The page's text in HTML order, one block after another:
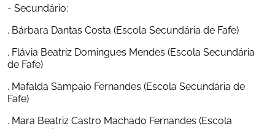
- Secundário:
. Bárbara Dantas Costa (Escola Secundária de Fafe)
. Flávia Beatriz Domingues Mendes (Escola Secundária
de Fafe)
. Mafalda Sampaio Fernandes (Escola Secundária de
Fafe)
. Mara Beatriz Castro Machado Fernandes (Escola